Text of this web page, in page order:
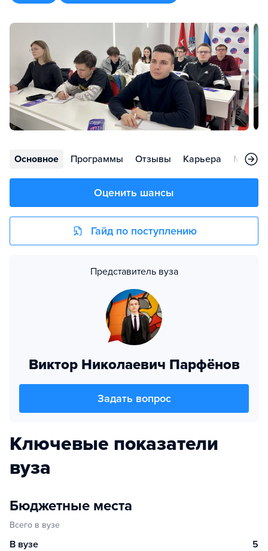
Основное Программы Отзывы Карьера
Оценить шансы
Гайд по поступлению
Представитель вуза
Виктор Николаевич Парфёнов
Задать вопрос
Ключевые показатели
вуза
Бюджетные места
Всего в вузе
В вузе 5